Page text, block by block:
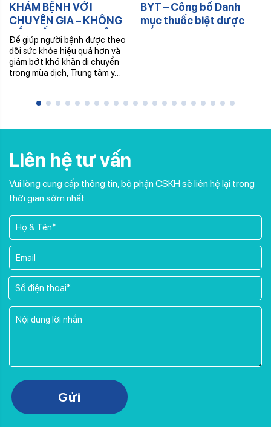
KHÁM BỆNH VỚI
CHUYÊN GIA – KHÔNG
CẦN ĐẾN TRUNG TÂM –
NHẬN THUỐC TRONG
NGÀY
Để giúp người bệnh được theo
dõi sức khỏe hiệu quả hơn và
giảm bớt khó khăn di chuyển
trong mùa dịch, Trung tâm y…
BYT – Công bố Danh
mục thuốc biệt dược
Liên hệ tư vấn
Vui lòng cung cấp thông tin, bộ phận CSKH sẽ liên hệ lại trong
thời gian sớm nhất
Please leave this field empty.
Gửi